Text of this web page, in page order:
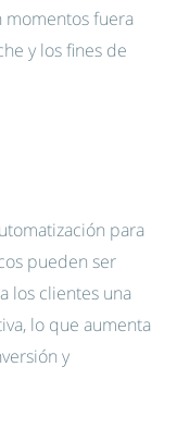
fuera
y los fines de
para
pueden ser
los clientes una
lo que aumenta
y